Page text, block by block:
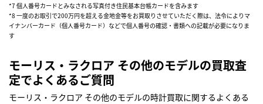
*7 個人番号カードとみなされる写真付き住民基本台帳カードを含みます
*8 一度のお取引で200万円を超える金地金等をお買取りさせていただく際は、法令によりマ
イナンバーカード（個人番号カード）などで個人番号の確認・書類への記載が必要になりま
す
モーリス・ラクロア その他のモデルの買取査
定でよくあるご質問
モーリス・ラクロア その他のモデルの時計買取に関するよくある